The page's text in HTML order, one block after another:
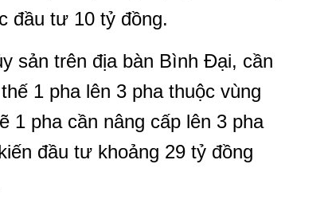
đầu tư 10 tỷ đồng.
sản trên địa bàn Bình Đại, cần
1 pha lên 3 pha thuộc vùng
1 pha cần nâng cấp lên 3 pha
đầu tư khoảng 29 tỷ đồng